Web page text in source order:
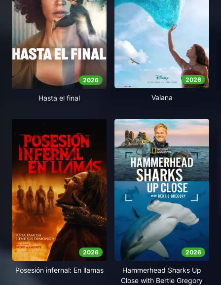
2026
Hasta el final
2026
Vaiana
2026
Posesión infernal: En llamas
2026
Hammerhead Sharks Up
Close with Bertie Gregory